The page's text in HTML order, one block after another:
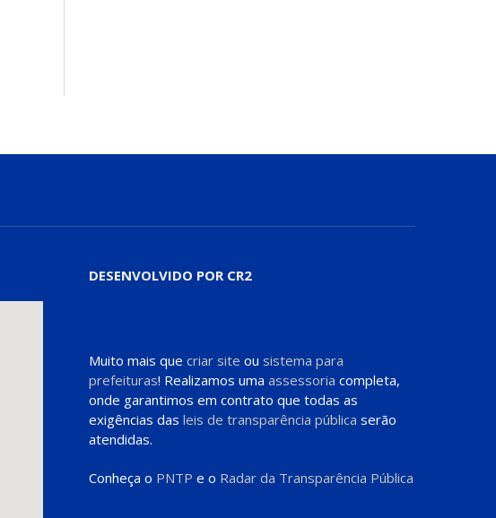
DESENVOLVIDO POR CR2
Muito mais que criar site ou sistema para
prefeituras! Realizamos uma assessoria completa,
onde garantimos em contrato que todas as
exigências das leis de transparência pública serão
atendidas.
Conheça o PNTP e o Radar da Transparência Pública